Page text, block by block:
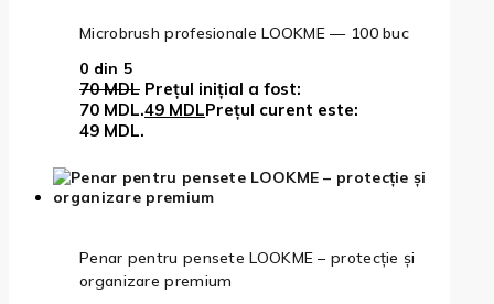
Microbrush profesionale LOOKME — 100 buc
0 din 5
70MDL Prețul inițial a fost:
70 MDL.49 MDLPrețul curent este:
49 MDL.
Penar pentru pensete LOOKME – protecție și
organizare premium